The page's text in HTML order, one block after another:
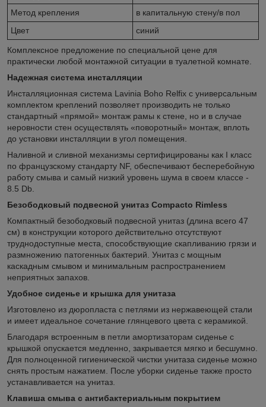
Метод крепления
в капитальную стену/в пол
Цвет
синий
Комплексное предложение по специальной цене для
практически любой монтажной ситуации в туалетной комнате.
Надежная система инсталляции
Инсталляционная система Lavinia Boho Relfix c универсальным
комплектом креплений позволяет производить не только
стандартный «прямой» монтаж рамы к стене, но и в случае
неровности стен осуществлять «поворотный» монтаж, вплоть
до установки инсталляции в угол помещения.
Наливной и сливной механизмы сертифицированы как I класс
по французскому стандарту NF, обеспечивают бесперебойную
работу смыва и самый низкий уровень шума в своем классе -
8.5 Db.
Безободковый подвесной унитаз Compacto Rimless
Компактный безободковый подвесной унитаз (длина всего 47
см) в конструкции которого действительно отсутствуют
труднодоступные места, способствующие скапливанию грязи и
размножению патогенных бактерий. Унитаз с мощным
каскадным смывом и минимальным распространением
неприятных запахов.
Удобное сиденье и крышка для унитаза
Изготовлено из дюропласта с петлями из нержавеющей стали
и имеет идеальное сочетание глянцевого цвета с керамикой.
Благодаря встроенным в петли амортизаторам сиденье с
крышкой опускается медленно, закрывается мягко и бесшумно.
Для полноценной гигиенической чистки унитаза сиденье можно
снять простым нажатием. После уборки сиденье также просто
устанавливается на унитаз.
Клавиша смыва с антибактериальным покрытием